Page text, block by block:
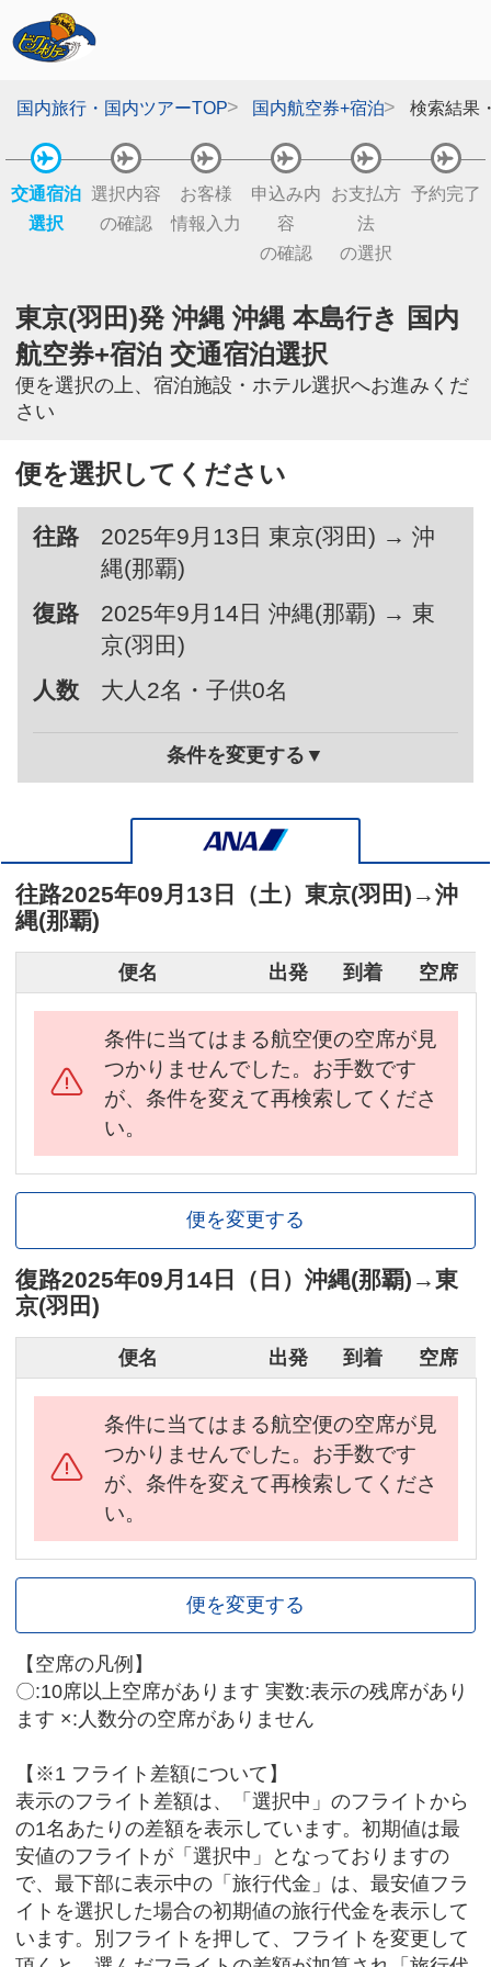
国内旅行・国内ツアーTOP 国内航空券+宿泊 検索結果
交通宿泊
選択
選択内容
の確認
お客様
情報入力
申込み内
容
の確認
お支払方
法
の選択
予約完了
東京(羽田)発 沖縄 沖縄 本島行き 国内
航空券+宿泊 交通宿泊選択
便を選択の上、宿泊施設・ホテル選択へお進みくだ
さい
便を選択してください
往路
2025年9月13日 東京(羽田) → 沖
縄(那覇)
復路
2025年9月14日 沖縄(那覇) → 東
京(羽田)
人数
大人2名・子供0名
条件を変更する▼
往路2025年09月13日（土） 東京(羽田) →沖
縄(那覇)
便名 出発 到着 空席
条件に当てはまる航空便の空席が見
つかりませんでした。お手数です
が、条件を変えて再検索してくださ
い。
便を変更する
復路2025年09月14日（日） 沖縄(那覇) →東
京(羽田)
便名 出発 到着 空席
条件に当てはまる航空便の空席が見
つかりませんでした。お手数です
が、条件を変えて再検索してくださ
い。
便を変更する
【空席の凡例】
〇:10席以上空席があります 実数:表示の残席があり
ます ×:人数分の空席がありません
【※1 フライト差額について】
表示のフライト差額は、「選択中」のフライトから
の1名あたりの差額を表示しています。初期値は最
安値のフライトが「選択中」となっておりますの
で、最下部に表示中の「旅行代金」は、最安値フラ
イトを選択した場合の初期値の旅行代金を表示して
います。別フライトを押して、フライトを変更して